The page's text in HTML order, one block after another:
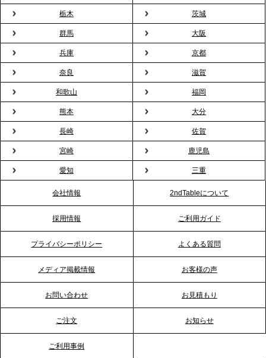
用が前年比4倍に急増。オフィスに桜が届く福利厚生
2026.2.13
プレスリリースのご案内｜オフィスが「１日限定の
バー」に！福利厚生・社内交流を格上げする《出張
バーテンダー》サービスを開始
2026.1.26
プレスリリースのご案内｜もう「義理チョコ」で悩
まない。職場のバレンタインをケータリングで“福利
厚生”化。採用にも効く新スタイルを提案
RKB毎日放送「RKB NEWS」で、2ndTable「恵方
巻きケータリング」が紹介されました
2026.1.20
ーションを活性化
2025.12.12
栃木 茨城
群馬 大阪
兵庫 京都
奈良 滋賀
和歌山 福岡
熊本 大分
長崎 佐賀
宮崎 鹿児島
愛知 三重
会社情報 2ndTableについて
採用情報 ご利用ガイド
プライバシーポリシー よくある質問
メディア掲載情報 お客様の声
お問い合わせ お見積もり
ご注文 お知らせ
ご利用事例